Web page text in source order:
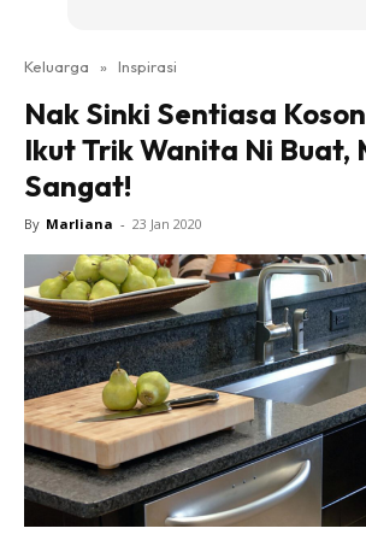
Keluarga » Inspirasi
Nak Sinki Sentiasa
Ikut Trik Wanita Ni Buat,
Sangat!
By Marliana - 23 Jan 2020